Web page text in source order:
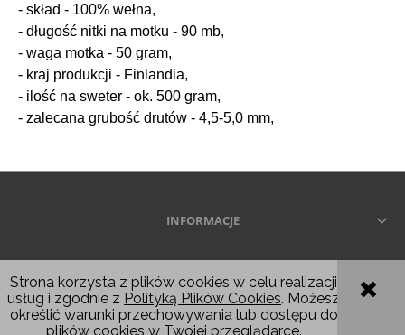
Strona korzysta z plików cookies w celu realizacji
usług i zgodnie z Polityką Plików Cookies. Możesz
określić warunki przechowywania lub dostępu do
plików cookies w Twojej przeglądarce.
- skład - 100% wełna,
- długość nitki na motku - 90 mb,
- waga motka - 50 gram,
- kraj produkcji - Finlandia,
- ilość na sweter - ok. 500 gram,
- zalecana grubość drutów - 4,5-5,0 mm,
INFORMACJE
POKAŻ PEŁNĄ WERSJĘ STRONY